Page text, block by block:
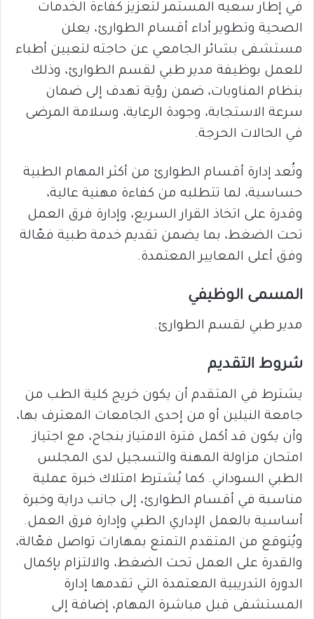
في إطار سعيه المستمر لتعزيز كفاءة الخدمات
الصحية وتطوير أداء أقسام الطوارئ، يعلن
مستشفى بشائر الجامعي عن حاجته لتعيين أطباء
للعمل بوظيفة مدير طبي لقسم الطوارئ، وذلك
بنظام المناوبات، ضمن رؤية تهدف إلى ضمان
سرعة الاستجابة، وجودة الرعاية، وسلامة المرضى
في الحالات الحرجة.
وتُعد إدارة أقسام الطوارئ من أكثر المهام الطبية
حساسية، لما تتطلبه من كفاءة مهنية عالية،
وقدرة على اتخاذ القرار السريع، وإدارة فرق العمل
تحت الضغط، بما يضمن تقديم خدمة طبية فعّالة
وفق أعلى المعايير المعتمدة.
المسمى الوظيفي
مدير طبي لقسم الطوارئ.
شروط التقديم
يشترط في المتقدم أن يكون خريج كلية الطب من
جامعة النيلين أو من إحدى الجامعات المعترف بها،
وأن يكون قد أكمل فترة الامتياز بنجاح، مع اجتياز
امتحان مزاولة المهنة والتسجيل لدى المجلس
الطبي السوداني. كما يُشترط امتلاك خبرة عملية
مناسبة في أقسام الطوارئ، إلى جانب دراية وخبرة
أساسية بالعمل الإداري الطبي وإدارة فرق العمل.
ويُتوقع من المتقدم التمتع بمهارات تواصل فعّالة،
والقدرة على العمل تحت الضغط، والالتزام بإكمال
الدورة التدريبية المعتمدة التي تقدمها إدارة
المستشفى قبل مباشرة المهام، إضافة إلى